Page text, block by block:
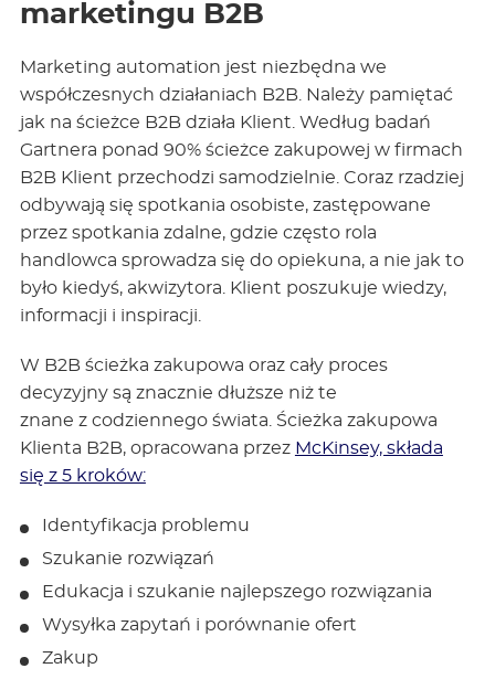
marketingu B2B
Marketing automation jest niezbędna we
współczesnych działaniach B2B. Należy pamiętać
jak na ścieżce B2B działa Klient. Według badań
Gartnera ponad 90% ścieżce zakupowej w firmach
B2B Klient przechodzi samodzielnie. Coraz rzadziej
odbywają się spotkania osobiste, zastępowane
przez spotkania zdalne, gdzie często rola
handlowca sprowadza się do opiekuna, a nie jak to
było kiedyś, akwizytora. Klient poszukuje wiedzy,
informacji i inspiracji.
W B2B ścieżka zakupowa oraz cały proces
decyzyjny są znacznie dłuższe niż te
znane z codziennego świata. Ścieżka zakupowa
Klienta B2B, opracowana przez McKinsey, składa
się z 5 kroków:
Identyfikacja problemu
Szukanie rozwiązań
Edukacja i szukanie najlepszego rozwiązania
Wysyłka zapytań i porównanie ofert
Zakup